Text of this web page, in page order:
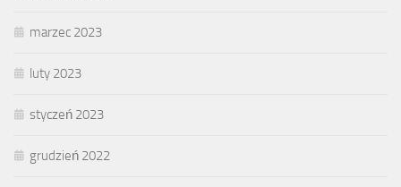
marzec 2023
luty 2023
styczeń 2023
grudzień 2022